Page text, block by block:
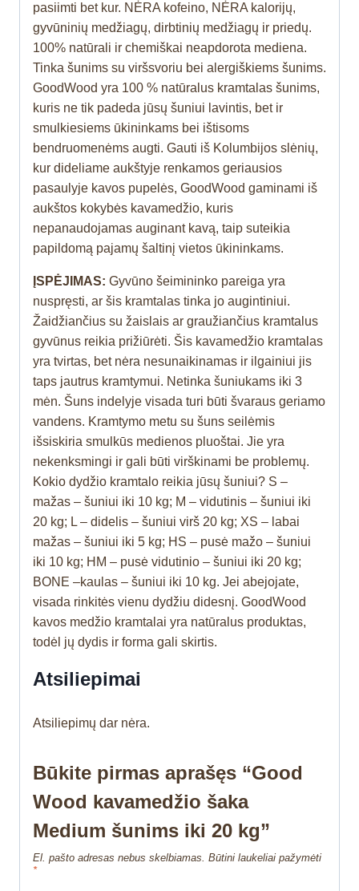
pasiimti bet kur. NĖRA kofeino, NĖRA kalorijų,
gyvūninių medžiagų, dirbtinių medžiagų ir priedų.
100% natūrali ir chemiškai neapdorota mediena.
Tinka šunims su viršsvoriu bei alergiškiems šunims.
GoodWood yra 100 % natūralus kramtalas šunims,
kuris ne tik padeda jūsų šuniui lavintis, bet ir
smulkiesiems ūkininkams bei ištisoms
bendruomenėms augti. Gauti iš Kolumbijos slėnių,
kur dideliame aukštyje renkamos geriausios
pasaulyje kavos pupelės, GoodWood gaminami iš
aukštos kokybės kavamedžio, kuris
nepanaudojamas auginant kavą, taip suteikia
papildomą pajamų šaltinį vietos ūkininkams.
ĮSPĖJIMAS: Gyvūno šeimininko pareiga yra
nuspręsti, ar šis kramtalas tinka jo augintiniui.
Žaidžiančius su žaislais ar graužiančius kramtalus
gyvūnus reikia prižiūrėti. Šis kavamedžio kramtalas
yra tvirtas, bet nėra nesunaikinamas ir ilgainiui jis
taps jautrus kramtymui. Netinka šuniukams iki 3
mėn. Šuns indelyje visada turi būti švaraus geriamo
vandens. Kramtymo metu su šuns seilėmis
išsiskiria smulkūs medienos pluoštai. Jie yra
nekenksmingi ir gali būti virškinami be problemų.
Kokio dydžio kramtalo reikia jūsų šuniui? S –
mažas – šuniui iki 10 kg; M – vidutinis – šuniui iki
20 kg; L – didelis – šuniui virš 20 kg; XS – labai
mažas – šuniui iki 5 kg; HS – pusė mažo – šuniui
iki 10 kg; HM – pusė vidutinio – šuniui iki 20 kg;
BONE –kaulas – šuniui iki 10 kg. Jei abejojate,
visada rinkitės vienu dydžiu didesnį. GoodWood
kavos medžio kramtalai yra natūralus produktas,
todėl jų dydis ir forma gali skirtis.
Atsiliepimai
Atsiliepimų dar nėra.
Būkite pirmas aprašęs “Good
Wood kavamedžio šaka
Medium šunims iki 20 kg”
El. pašto adresas nebus skelbiamas. Būtini laukeliai pažymėti
*